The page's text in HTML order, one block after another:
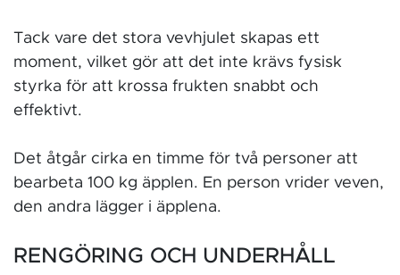
Tack vare det stora vevhjulet skapas ett
moment, vilket gör att det inte krävs fysisk
styrka för att krossa frukten snabbt och
effektivt.
Det åtgår cirka en timme för två personer att
bearbeta 100 kg äpplen. En person vrider veven,
den andra lägger i äpplena.
RENGÖRING OCH UNDERHÅLL